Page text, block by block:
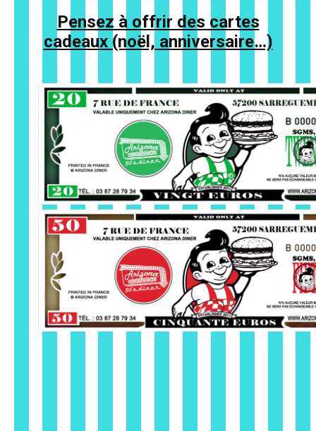
Pensez à offrir des cartes
cadeaux (noël, anniversaire…)